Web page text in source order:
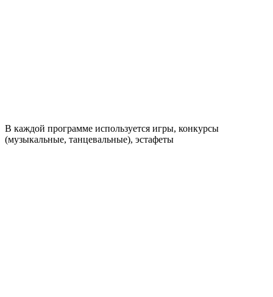
В каждой программе используется игры, конкурсы
(музыкальные, танцевальные), эстафеты